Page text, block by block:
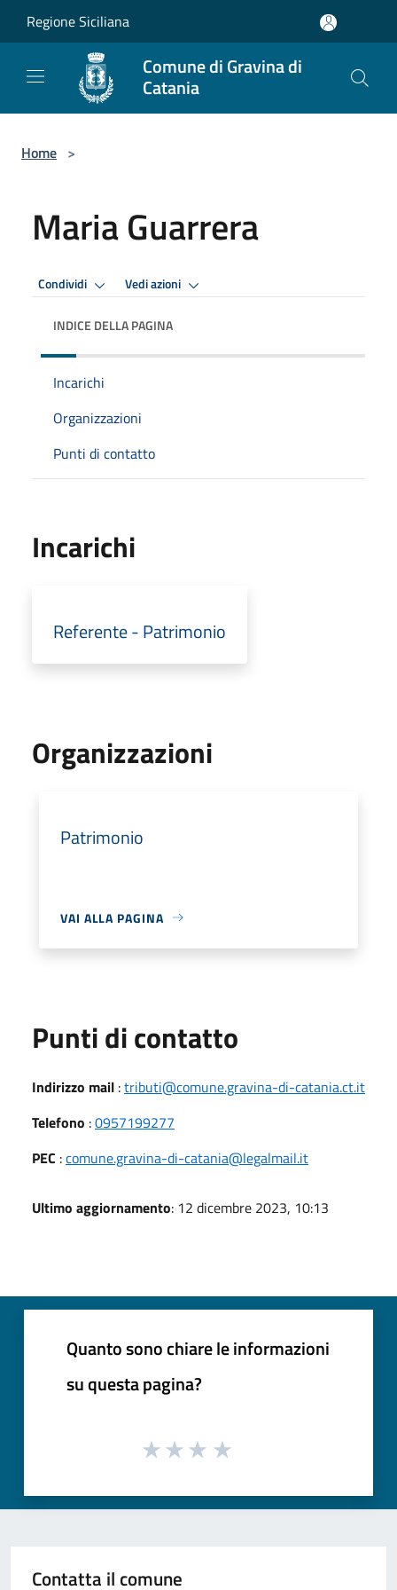
Regione Siciliana
Comune di Gravina di
Catania
Home >
Maria Guarrera
Condividi Vedi azioni
INDICE DELLA PAGINA
Incarichi
Organizzazioni
Punti di contatto
Incarichi
Referente - Patrimonio
Organizzazioni
Patrimonio
VAI ALLA PAGINA
Punti di contatto
Indirizzo mail :tributi@comune.gravina-di-catania.ct.it
Telefono :0957199277
PEC :comune.gravina-di-catania@legalmail.it
Ultimo aggiornamento: 12 dicembre 2023, 10:13
Quanto sono chiare le informazioni
su questa pagina?
Contatta il comune